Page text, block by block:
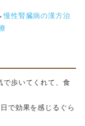
慢性腎臓病の漢方治
で歩いてくれて、食
で効果を感じるぐら